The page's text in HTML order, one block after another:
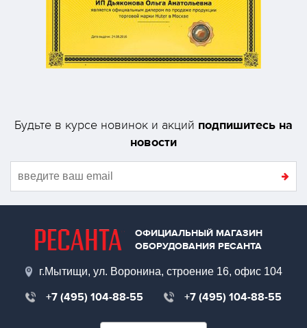
Будьте в курсе новинок и акций подпишитесь на
новости
ОФИЦИАЛЬНЫЙ МАГАЗИН
ОБОРУДОВАНИЯ РЕСАНТА
г.Мытищи, ул. Воронина, строение 16, офис 104
+7 (495) 104-88-55 +7 (495) 104-88-55